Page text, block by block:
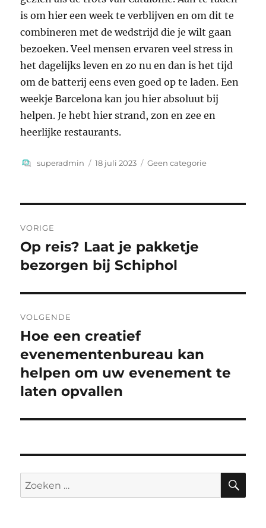
is om hier een week te verblijven en om dit te
combineren met de wedstrijd die je wilt gaan
bezoeken. Veel mensen ervaren veel stress in
het dagelijks leven en zo nu en dan is het tijd
om de batterij eens even goed op te laden. Een
weekje Barcelona kan jou hier absoluut bij
helpen. Je hebt hier strand, zon en zee en
heerlijke restaurants.
Auteur
superadmin
Geplaatst
18 juli 2023 Categorieën
Geen categorie
navigatie
VORIGE
Vorig
bericht:
Op reis? Laat je pakketje
bezorgen bij Schiphol
VOLGENDE
Volgend
bericht:
Hoe een creatief
evenementenbureau kan
helpen om uw evenement te
laten opvallen
Zoeken
naar: